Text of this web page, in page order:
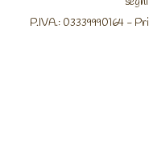
P.IVA.: 03339990164 -